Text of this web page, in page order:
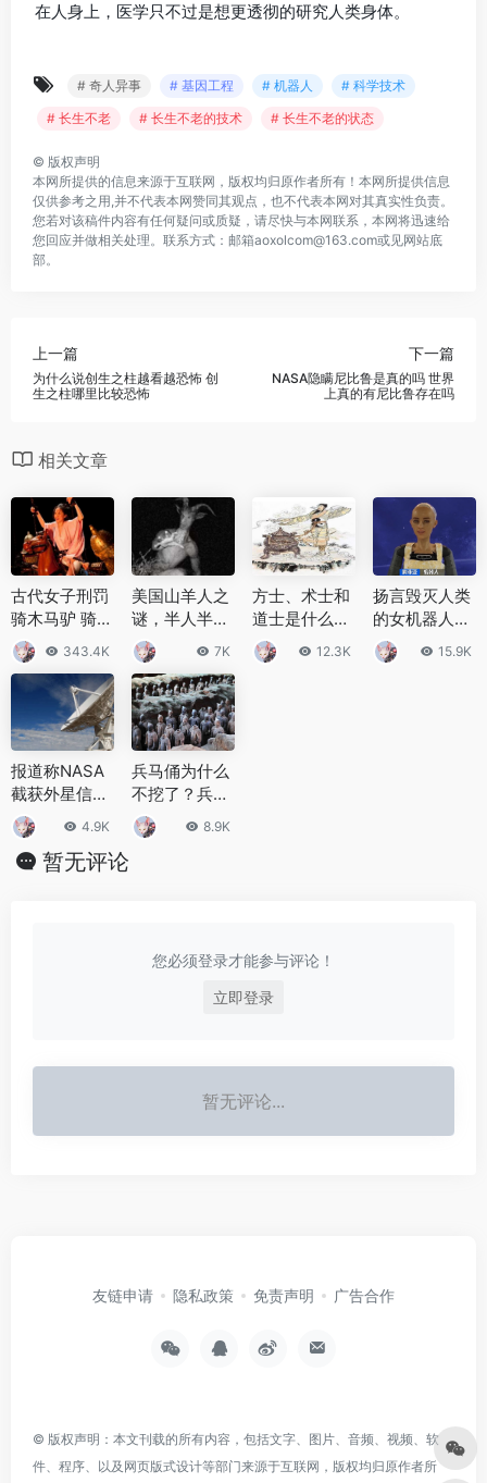
在人身上，医学只不过是想更透彻的研究人类身体。
# 奇人异事 # 基因工程 # 机器人
# 科学技术
# 长生不老
# 长生不老的技术 # 长生不老的状态
© 版权声明
本网所提供的信息来源于互联网，版权均归原作者所有！本网所提供信息
仅供参考之用,并不代表本网赞同其观点，也不代表本网对其真实性负责。
您若对该稿件内容有任何疑问或质疑，请尽快与本网联系，本网将迅速给
您回应并做相关处理。联系方式：邮箱aoxolcom@163.com或见网站底
部。
上一篇
为什么说创生之柱越看越恐怖 创
生之柱哪里比较恐怖
下一篇
NASA隐瞒尼比鲁是真的吗 世界
上真的有尼比鲁存在吗
相关文章
古代女子刑罚
骑木马驴 骑木
马驴刑罚全过
程
343.4K
美国山羊人之
谜，半人半羊
的恶魔，是传
说还是实验产
物
7K
方士、术士和
道士是什么意
思？为什么人
们会将三者混
12.3K
扬言毁灭人类
的女机器人答
记者问：AI比
人类更优秀
15.9K
报道称NASA
截获外星信号
地外生物来自
火星是真的
吗？
4.9K
兵马俑为什么
不挖了？兵马
俑挖掘难点在
哪里？
8.9K
暂无评论
您必须登录才能参与评论！
立即登录
暂无评论...
友链申请 隐私政策 免责声明 广告合作
© 版权声明：本文刊载的所有内容，包括文字、图片、音频、视频、软
件、程序、以及网页版式设计等部门来源于互联网，版权均归原作者所